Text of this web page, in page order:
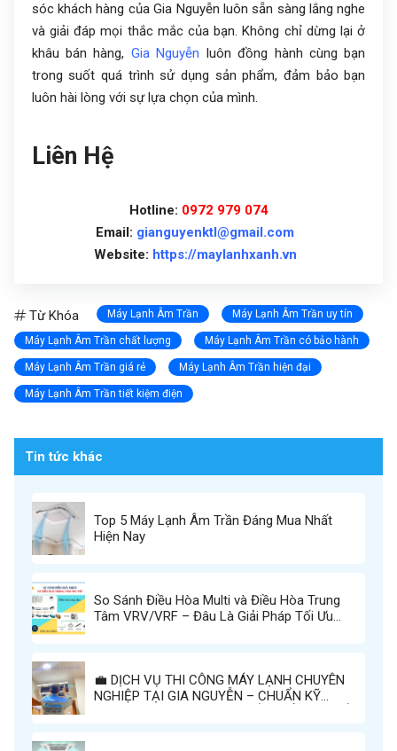
sóc khách hàng của Gia Nguyễn luôn sẵn sàng lắng nghe
và giải đáp mọi thắc mắc của bạn. Không chỉ dừng lại ở
khâu bán hàng, Gia Nguyễn luôn đồng hành cùng bạn
trong suốt quá trình sử dụng sản phẩm, đảm bảo bạn
luôn hài lòng với sự lựa chọn của mình.
Liên Hệ
Hotline: 0972 979 074
Email: gianguyenktl@gmail.com
Website: https://maylanhxanh.vn
Từ Khóa Máy Lạnh Âm Trần Máy Lạnh Âm Trần uy tín
Máy Lạnh Âm Trần chất lượng Máy Lạnh Âm Trần có bảo hành
Máy Lạnh Âm Trần giá rẻ Máy Lạnh Âm Trần hiện đại
Máy Lạnh Âm Trần tiết kiệm điện
Tin tức khác
Top 5 Máy Lạnh Âm Trần Đáng Mua Nhất
Hiện Nay
So Sánh Điều Hòa Multi và Điều Hòa Trung
Tâm VRV/VRF – Đâu Là Giải Pháp Tối Ưu
💼 DỊCH VỤ THI CÔNG MÁY LẠNH CHUYÊN
NGHIỆP TẠI GIA NGUYỄN – CHUẨN KỸ